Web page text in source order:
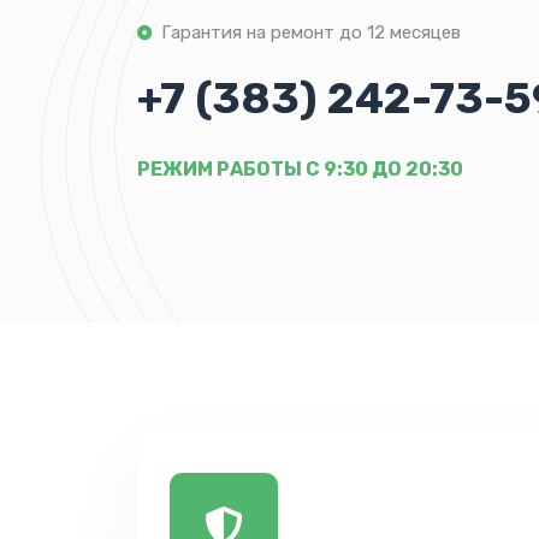
Гарантия на ремонт до 12 месяцев
+7 (383) 242-73-
РЕЖИМ РАБОТЫ С 9:30 ДО 20:30